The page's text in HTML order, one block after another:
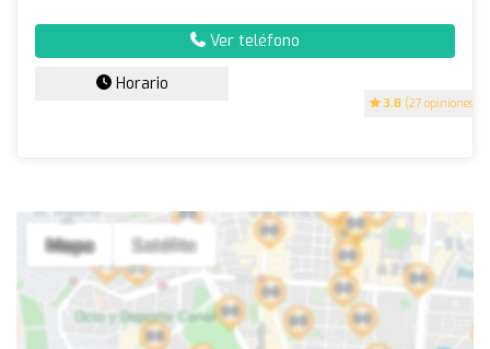
3.8 (27 opiniones)
Ver teléfono
Horario